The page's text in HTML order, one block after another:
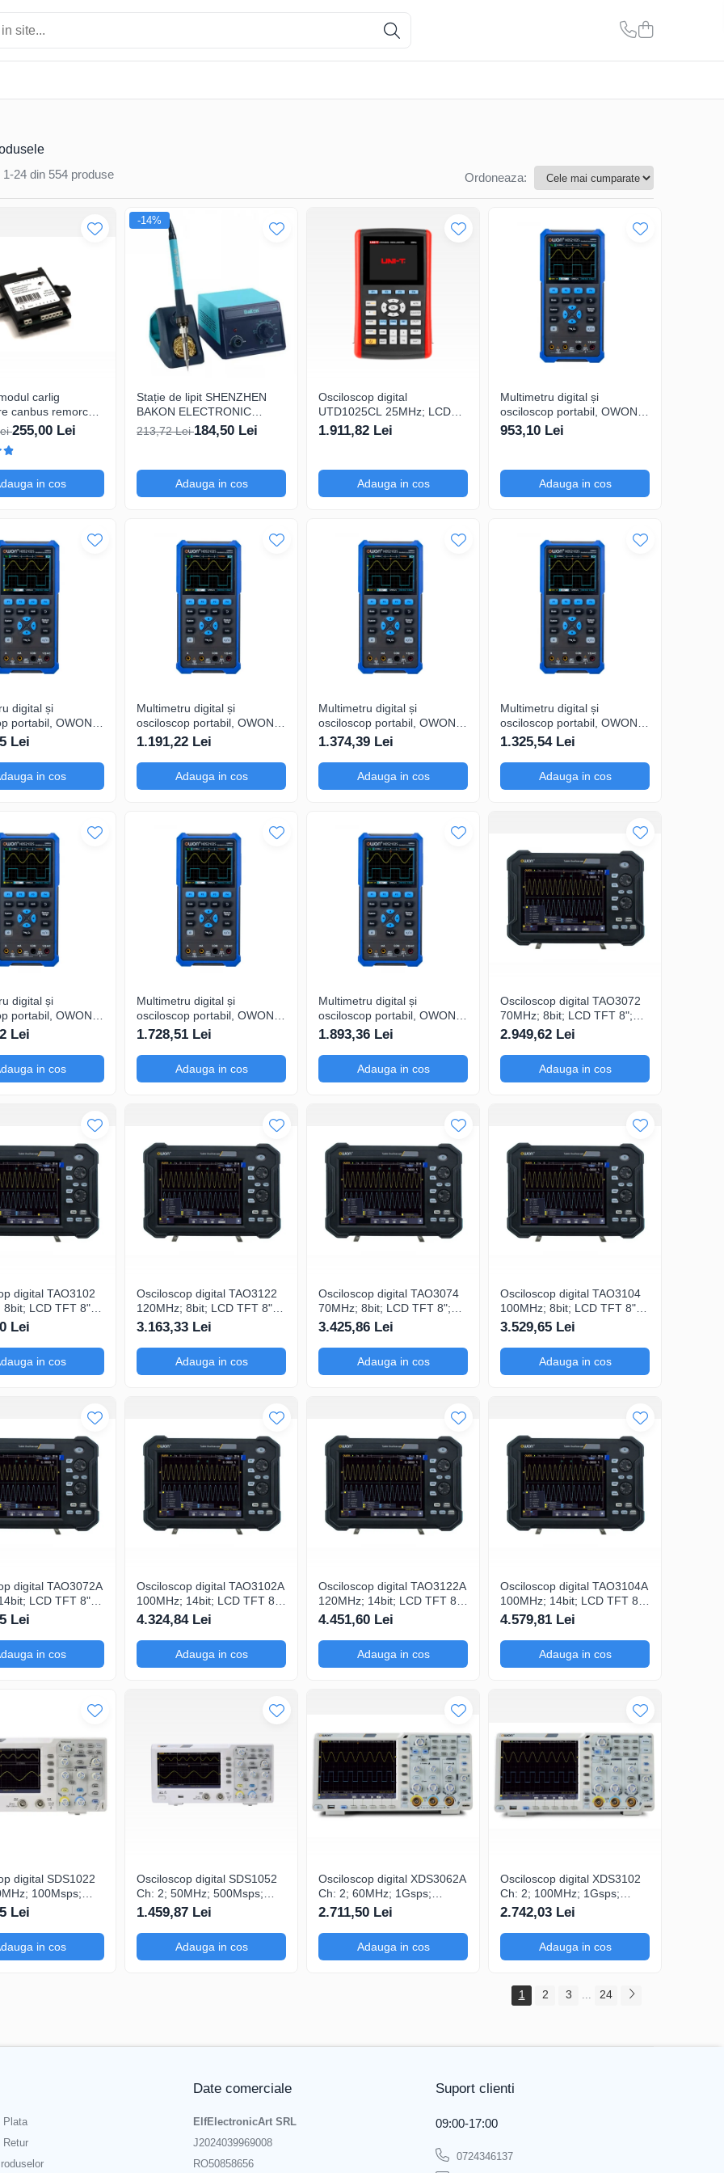
1-24 din 554 produse Ordoneaza:
carlig
canbus remorca 7
12V Universal
255,00 Lei
in cos
-14%
Stație de lipit SHENZHEN
BAKON ELECTRONIC
BK969, 200...480°C control
analogic, cu buton
213,72 Lei184,50 Lei
Adauga in cos
Osciloscop digital
UTD1025CL 25MHz; LCD
TFT 3,5"; Ch: 1; 250Msps;
12kpts compatibil cu
1.911,82 Lei
Adauga in cos
Multimetru digital și
osciloscop portabil, OWON,
HDS242, 200mV-1kV,
200mA-
953,10 Lei
Adauga in cos
digital și
portabil, OWON,
200mV-1kV,
Lei
in cos
Multimetru digital și
osciloscop portabil, OWON,
HDS272, 200mV-1kV,
200mA-
1.191,22 Lei
Adauga in cos
Multimetru digital și
osciloscop portabil, OWON,
HDS272S, 200mV-1kV,
200mA-
1.374,39 Lei
Adauga in cos
Multimetru digital și
osciloscop portabil, OWON,
HDS2102, 200mV-1kV,
200mA-
1.325,54 Lei
Adauga in cos
digital și
portabil, OWON,
200mV-1kV,
Lei
in cos
Multimetru digital și
osciloscop portabil, OWON,
HDS2202, 200mV-1kV,
200mA-
1.728,51 Lei
Adauga in cos
Multimetru digital și
osciloscop portabil, OWON,
HDS2202S, 200mV-1kV,
200mA-
1.893,36 Lei
Adauga in cos
Osciloscop digital TAO3072
70MHz; 8bit; LCD TFT 8";
Ch: 2; 1Gsps; 40Mpts
2.949,62 Lei
Adauga in cos
digital TAO3102
8bit; LCD TFT 8";
40Mpts pentru
Ecran color
Lei
in cos
Osciloscop digital TAO3122
120MHz; 8bit; LCD TFT 8";
Ch: 2; 1Gsps; 40Mpts ce
3.163,33 Lei
Adauga in cos
Osciloscop digital TAO3074
70MHz; 8bit; LCD TFT 8";
Ch: 4; 1Gsps; 40Mpts
compatibil cu Măsurători
automate
3.425,86 Lei
Adauga in cos
Osciloscop digital TAO3104
100MHz; 8bit; LCD TFT 8";
Ch: 4; 1Gsps; 40Mpts inclus
in Analiză semnal
3.529,65 Lei
Adauga in cos
digital TAO3072A
LCD TFT 8";
40Mpts dotat
de Analiză
Lei
in cos
Osciloscop digital TAO3102A
100MHz; 14bit; LCD TFT 8";
Ch: 2; 1Gsps; 40Mpts dotat
cu Măsurători automate
4.324,84 Lei
Adauga in cos
Osciloscop digital TAO3122A
120MHz; 14bit; LCD TFT 8";
Ch: 2; 1Gsps; 40Mpts
integrat cu Măsurători
automate
4.451,60 Lei
Adauga in cos
Osciloscop digital TAO3104A
100MHz; 14bit; LCD TFT 8";
Ch: 4; 1Gsps; 40Mpts care
4.579,81 Lei
Adauga in cos
digital SDS1022
100Msps;
7"S; 15W care
Lei
in cos
Osciloscop digital SDS1052
Ch: 2; 50MHz; 500Msps;
10kpts; LCD 7"S; ≤7ns
avand capacitatea de
Analiză FFT
1.459,87 Lei
Adauga in cos
Osciloscop digital XDS3062A
Ch: 2; 60MHz; 1Gsps;
40Mpts; LCD TFT 8"; XDS
care ofera Triggering
avansat
2.711,50 Lei
Adauga in cos
Osciloscop digital XDS3102
Ch: 2; 100MHz; 1Gsps;
40Mpts; LCD TFT 8"; XDS
ce include Triggering
avansat
2.742,03 Lei
Adauga in cos
1 2 3 ... 24
Plata
Retur
Date comerciale
ElfElectronicArt SRL
J2024039969008
RO50858656
Suport clienti
09:00-17:00
0724346137